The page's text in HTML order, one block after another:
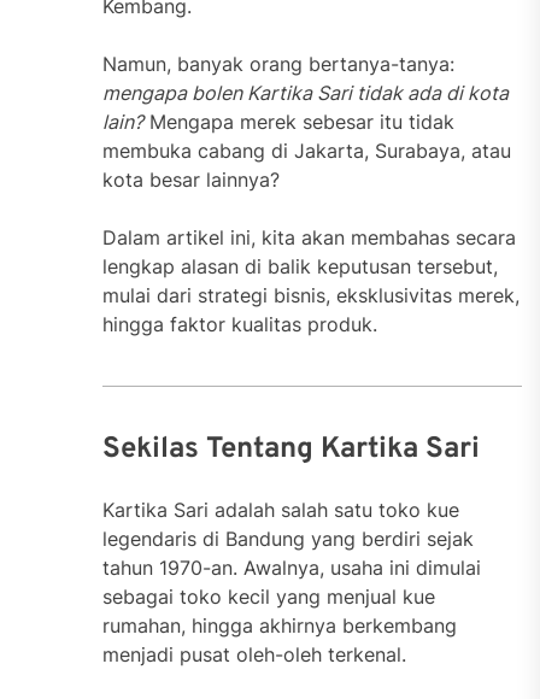
Kembang.
Namun, banyak orang bertanya-tanya:
mengapa bolen Kartika Sari tidak ada di kota
lain?Mengapa merek sebesar itu tidak
membuka cabang di Jakarta, Surabaya, atau
kota besar lainnya?
Dalam artikel ini, kita akan membahas secara
lengkap alasan di balik keputusan tersebut,
mulai dari strategi bisnis, eksklusivitas merek,
hingga faktor kualitas produk.
Sekilas Tentang Kartika Sari
Kartika Sari adalah salah satu toko kue
legendaris di Bandung yang berdiri sejak
tahun 1970-an. Awalnya, usaha ini dimulai
sebagai toko kecil yang menjual kue
rumahan, hingga akhirnya berkembang
menjadi pusat oleh-oleh terkenal.